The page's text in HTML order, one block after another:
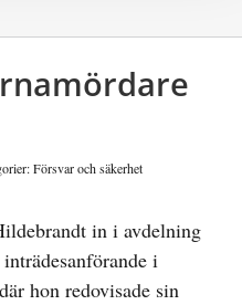
Försvar och säkerhet
in i avdelning
i
hon redovisade sin